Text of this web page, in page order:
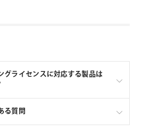
グライセンスに対応する製品は
ティングライセンスの取扱いがあり
る質問